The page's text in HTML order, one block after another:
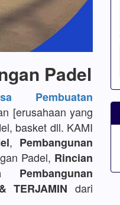
Padel
Pembuatan
[erusahaan yang
basket dll. KAMI
, Pembangunan
Padel, Rincian
Pembangunan
TERJAMIN dari